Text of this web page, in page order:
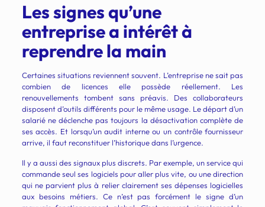
Les signes qu’une
entreprise a intérêt à
reprendre la main
Certaines situations reviennent souvent. L’entreprise ne sait pas
combien de licences elle possède réellement. Les
renouvellements tombent sans préavis. Des collaborateurs
disposent d’outils différents pour le même usage. Le départ d’un
salarié ne déclenche pas toujours la désactivation complète de
ses accès. Et lorsqu’un audit interne ou un contrôle fournisseur
arrive, il faut reconstituer l’historique dans l’urgence.
Il y a aussi des signaux plus discrets. Par exemple, un service qui
commande seul ses logiciels pour aller plus vite, ou une direction
qui ne parvient plus à relier clairement ses dépenses logicielles
aux besoins métiers. Ce n’est pas forcément le signe d’un